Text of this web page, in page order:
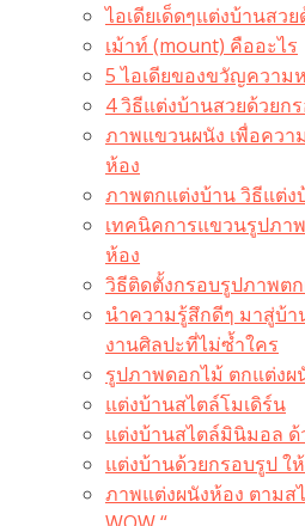
ไอเดียเด็ดๆแต่งบ้านสว
เม้าท์ (mount) คืออะไร​
5 ไอเดียของขวัญความ
4 วิธีแต่งบ้านสวยด้วยก
ภาพแขวนผนัง เพื่อควา
ห้อง
ภาพตกแต่งบ้าน วิธีแต่ง
เทคนิคการแขวนรูปภา
ห้อง
วิธีติดตั้งกรอบรูปภาพต
นำความรู้สึกดีๆ มาสู่บ้
งานศิลปะที่ไม่ซ้ำใคร
รูปภาพดอกไม้ ตกแต่งผ
แต่งบ้านสไตล์โมเดิร์น
แต่งบ้านสไตล์มินิมอล
แต่งบ้านด้วยกรอบรูป ใ
ภาพแต่งผนังห้อง ตามส